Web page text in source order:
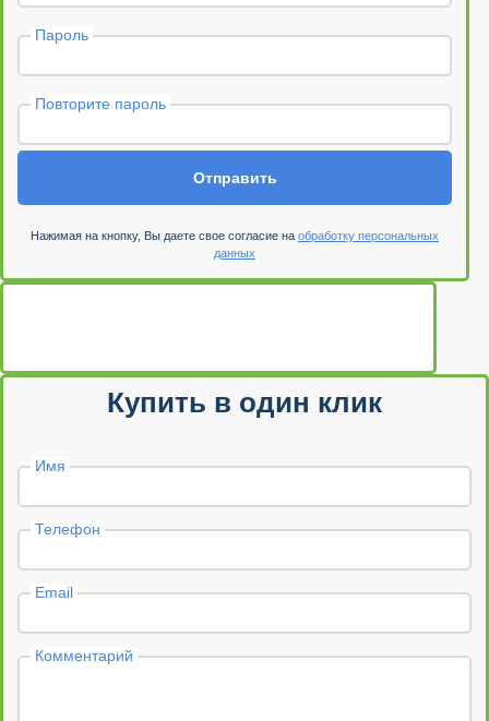
Пароль
Повторите пароль
Отправить
Нажимая на кнопку, Вы даете свое согласие на обработку персональных
данных
Купить в один клик
Имя
Телефон
Email
Комментарий